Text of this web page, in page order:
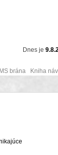
Dnes je
brána Kniha